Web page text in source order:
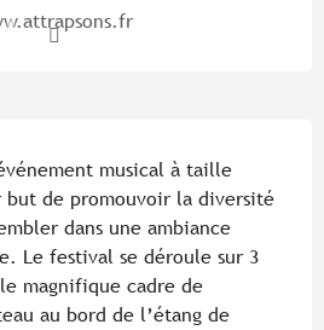
musical à taille
but de promouvoir la diversité
dans une ambiance
Le festival se déroule sur 3
magnifique cadre de
au bord de l’étang de